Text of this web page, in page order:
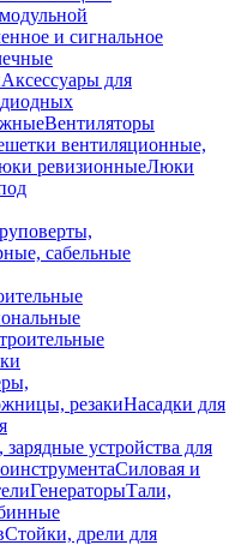
и сигнальное
Аксессуары для
Вентиляторы
вентиляционные,
ревизионныеЛюки
сабельные
резакиНасадки для
устройства для
Силовая и
ГенераторыТали,
Стойки, дрели для